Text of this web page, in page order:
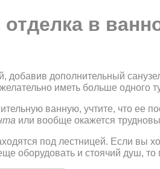
в
добавив дополнительный
иметь больше одного
ванную, учтите, что ее
или вообще окажется
под лестницей. Если вы
оборудовать и стоячий душ,